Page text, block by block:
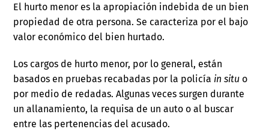
El hurto menor es la apropiación indebida de un bien
propiedad de otra persona. Se caracteriza por el bajo
valor económico del bien hurtado.
Los cargos de hurto menor, por lo general, están
basados en pruebas recabadas por la policía in situ o
por medio de redadas. Algunas veces surgen durante
un allanamiento, la requisa de un auto o al buscar
entre las pertenencias del acusado.